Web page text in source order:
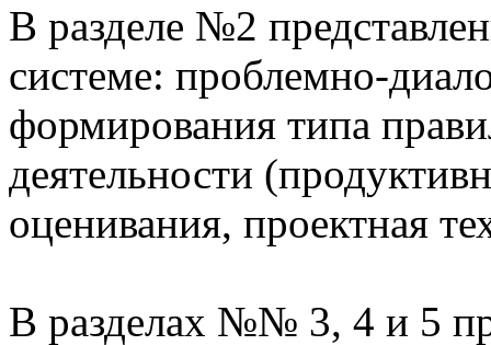
В разделе №2
системе: проблемно-
формирования типа
деятельности
оценивания, проектная
В разделах №№ 3, 4 и 5